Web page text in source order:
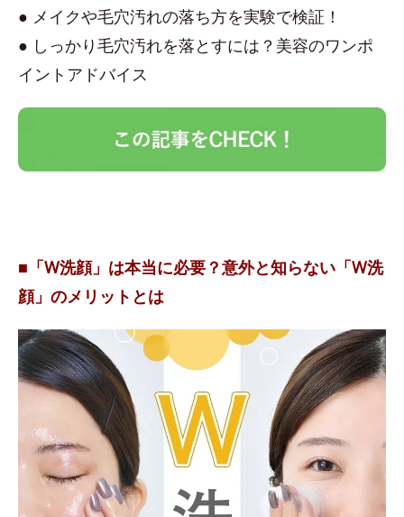
● メイクや毛穴汚れの落ち方を実験で検証！
● しっかり毛穴汚れを落とすには？美容のワンポ
イントアドバイス
■「W洗顔」は本当に必要？意外と知らない「W洗
顔」のメリットとは